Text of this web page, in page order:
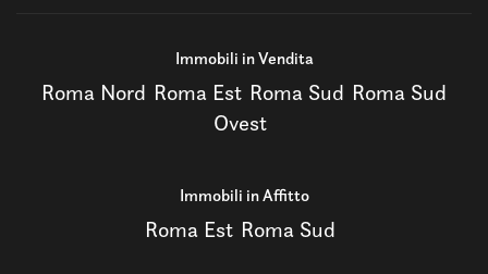
Immobili in Vendita
Roma Nord Roma Est Roma Sud Roma Sud
Ovest
Immobili in Affitto
Roma Est Roma Sud